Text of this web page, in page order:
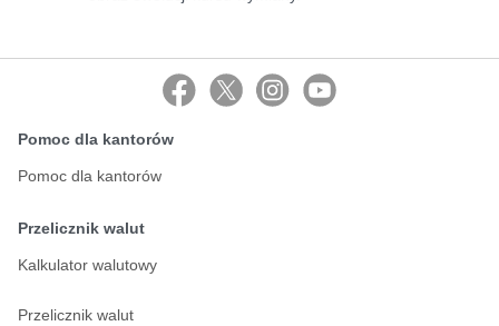
Pomoc dla kantorów
Pomoc dla kantorów
Przelicznik walut
Kalkulator walutowy
Przelicznik walut